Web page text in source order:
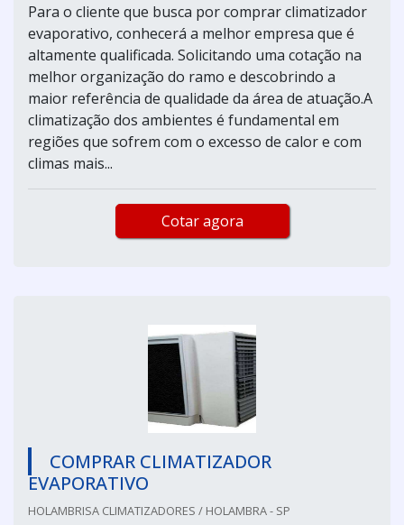
Para o cliente que busca por comprar climatizador
evaporativo, conhecerá a melhor empresa que é
altamente qualificada. Solicitando uma cotação na
melhor organização do ramo e descobrindo a
maior referência de qualidade da área de atuação.A
climatização dos ambientes é fundamental em
regiões que sofrem com o excesso de calor e com
climas mais...
Cotar agora
COMPRAR CLIMATIZADOR
EVAPORATIVO
HOLAMBRISA CLIMATIZADORES / HOLAMBRA - SP